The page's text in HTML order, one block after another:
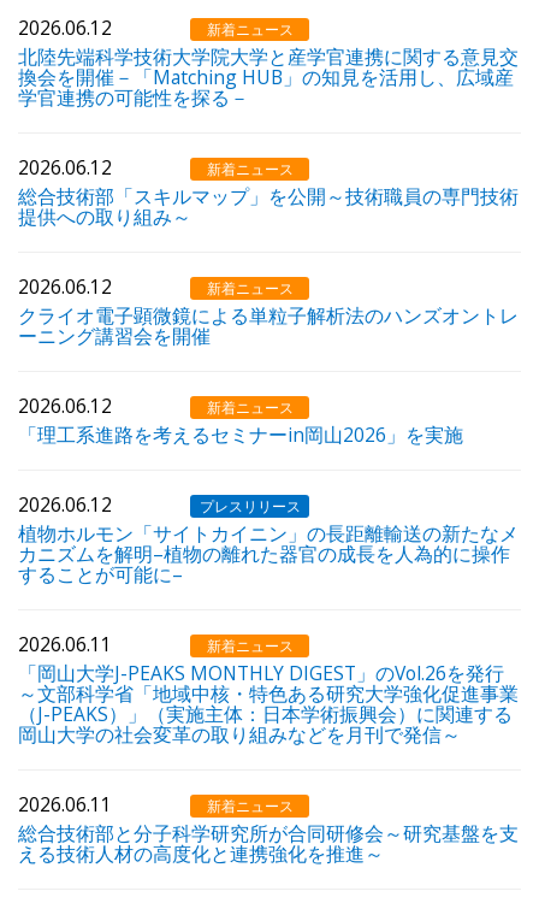
2026.06.12 新着ニュース
北陸先端科学技術大学院大学と産学官連携に関する意見交
換会を開催－「Matching HUB」の知見を活用し、広域産
学官連携の可能性を探る－
2026.06.12 新着ニュース
総合技術部「スキルマップ」を公開～技術職員の専門技術
提供への取り組み～
2026.06.12 新着ニュース
クライオ電子顕微鏡による単粒子解析法のハンズオントレ
ーニング講習会を開催
2026.06.12 新着ニュース
「理工系進路を考えるセミナーin岡山2026」を実施
2026.06.12 プレスリリース
植物ホルモン「サイトカイニン」の長距離輸送の新たなメ
カニズムを解明–植物の離れた器官の成長を人為的に操作
することが可能に–
2026.06.11 新着ニュース
「岡山大学J-PEAKS MONTHLY DIGEST」のVol.26を発行
～文部科学省「地域中核・特色ある研究大学強化促進事業
（J-PEAKS）」（実施主体：日本学術振興会）に関連する
岡山大学の社会変革の取り組みなどを月刊で発信～
2026.06.11 新着ニュース
総合技術部と分子科学研究所が合同研修会～研究基盤を支
える技術人材の高度化と連携強化を推進～